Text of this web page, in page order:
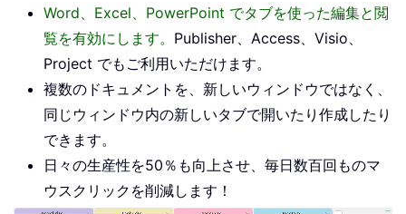
Word、Excel、PowerPoint でタブを使った編集と閲
覧を有効にします。 Publisher、Access、Visio、
Project でもご利用いただけます。
複数のドキュメントを、新しいウィンドウではなく、
同じウィンドウ内の新しいタブで開いたり作成したり
できます。
日々の生産性を50％も向上させ、毎日数百回ものマ
ウスクリックを削減します！